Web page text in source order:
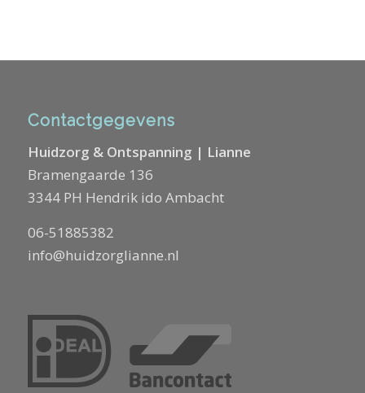
Contactgegevens
Huidzorg & Ontspanning | Lianne
Bramengaarde 136
3344 PH Hendrik ido Ambacht
06-51885382
info@huidzorglianne.nl